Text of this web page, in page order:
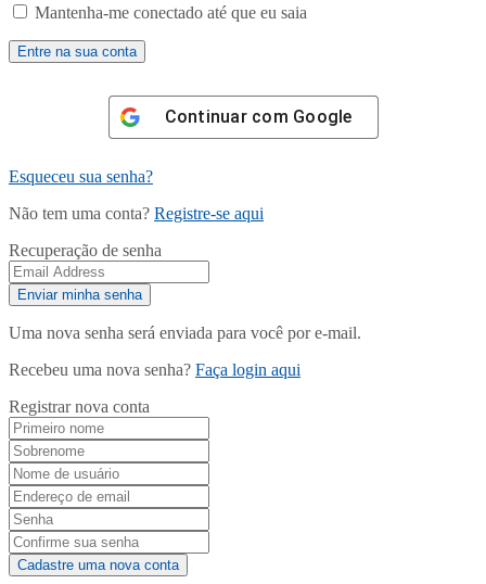
Mantenha-me conectado até que eu saia
Continuar com Google
Esqueceu sua senha?
Não tem uma conta? Registre-se aqui
Recuperação de senha
Uma nova senha será enviada para você por e-mail.
Recebeu uma nova senha? Faça login aqui
Registrar nova conta